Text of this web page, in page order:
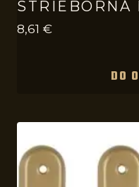
STRIEBORNÁ
8,61 €
DO